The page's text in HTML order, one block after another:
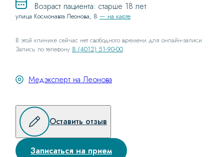
Возраст пациента: старше 18 лет
улица Космонавта Леонова, 8 — на карте
В этой клинике сейчас нет свободного времени для онлайн-записи.
Запись по телефону 8 (4012) 51-90-00.
Медэксперт на Леонова
Записаться на прием
Оставить отзыв